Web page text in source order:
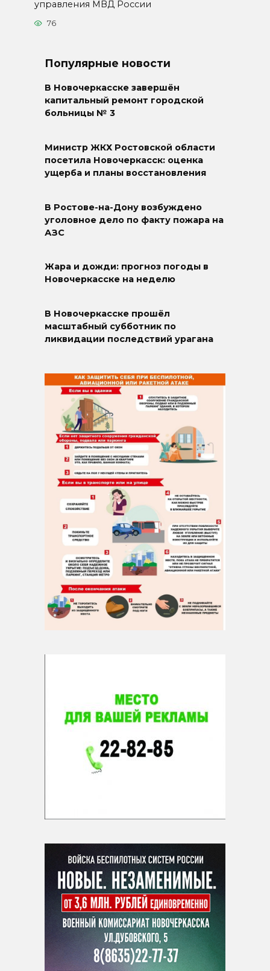
управления МВД России
76
Популярные новости
В Новочеркасске завершён
капитальный ремонт городской
больницы № 3
Министр ЖКХ Ростовской области
посетила Новочеркасск: оценка
ущерба и планы восстановления
В Ростове-на-Дону возбуждено
уголовное дело по факту пожара на
АЗС
Жара и дожди: прогноз погоды в
Новочеркасске на неделю
В Новочеркасске прошёл
масштабный субботник по
ликвидации последствий урагана